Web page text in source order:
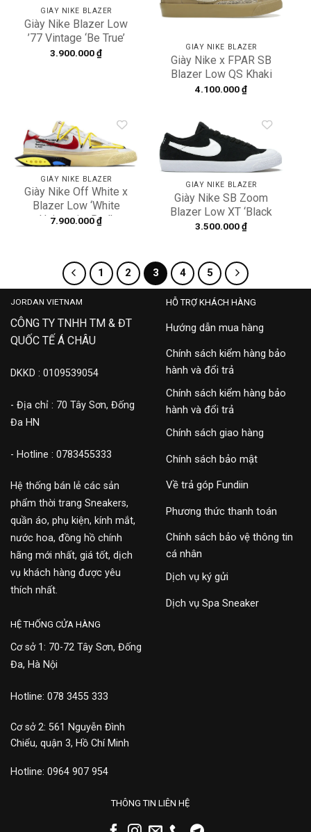
GIÀY NIKE BLAZER
Giày Nike Blazer Low
’77 Vintage ‘Be True’
DD3034-100
3.900.000₫
GIÀY NIKE BLAZER
Giày Nike x FPAR SB
Blazer Low QS Khaki
DN3754-200
4.100.000₫
Add to
wishlist
GIÀY NIKE BLAZER
Giày Nike Off White x
Blazer Low ‘White
University Red’
7.900.000₫
Add to
wishlist
GIÀY NIKE BLAZER
Giày Nike SB Zoom
Blazer Low XT ‘Black
White’ 864348-019
3.500.000₫
1 2 3 4 5
JORDAN VIETNAM
CÔNG TY TNHH TM & ĐT
QUỐC TẾ Á CHÂU
DKKD : 0109539054
- Địa chỉ : 70 Tây Sơn, Đống
Đa HN
- Hotline : 0783455333
Hệ thống bán lẻ các sản
phẩm thời trang Sneakers,
quần áo, phụ kiện, kính mắt,
nước hoa, đồng hồ chính
hãng mới nhất, giá tốt, dịch
vụ khách hàng được yêu
thích nhất.
HỖ TRỢ KHÁCH HÀNG
Hướng dẫn mua hàng
Chính sách kiểm hàng bảo
hành và đổi trả
Chính sách kiểm hàng bảo
hành và đổi trả
Chính sách giao hàng
Chính sách bảo mật
Về trả góp Fundiin
Phương thức thanh toán
Chính sách bảo vệ thông tin
cá nhân
Dịch vụ ký gửi
Dịch vụ Spa Sneaker
HỆ THỐNG CỬA HÀNG
Cơ sở 1: 70-72 Tây Sơn, Đống
Đa, Hà Nội
Hotline: 078 3455 333
Cơ sở 2: 561 Nguyễn Đình
Chiểu, quận 3, Hồ Chí Minh
Hotline: 0964 907 954
THÔNG TIN LIÊN HỆ